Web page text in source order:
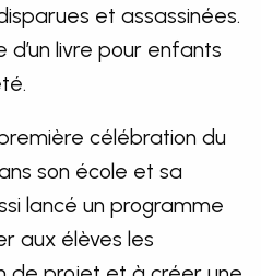
et assassinées.
d’un livre pour enfants
célébration du
son école et sa
lancé un programme
aux élèves les